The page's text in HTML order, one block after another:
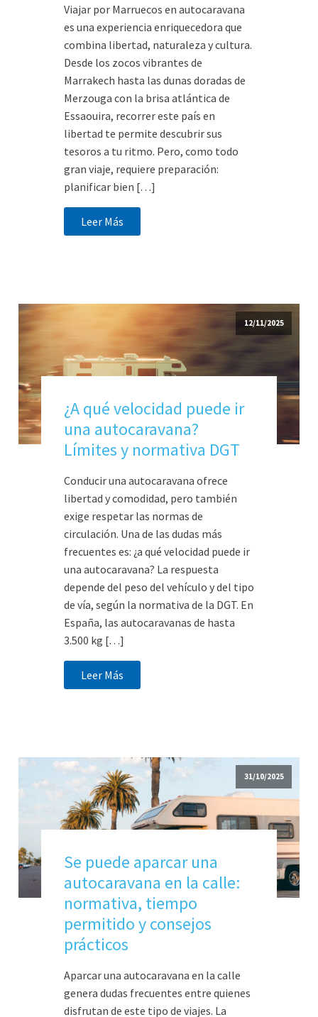
Viajar por Marruecos en autocaravana
es una experiencia enriquecedora que
combina libertad, naturaleza y cultura.
Desde los zocos vibrantes de
Marrakech hasta las dunas doradas de
Merzouga con la brisa atlántica de
Essaouira, recorrer este país en
libertad te permite descubrir sus
tesoros a tu ritmo. Pero, como todo
gran viaje, requiere preparación:
planificar bien […]
Leer Más
12/11/2025
¿A qué velocidad puede ir
una autocaravana?
Límites y normativa DGT
Conducir una autocaravana ofrece
libertad y comodidad, pero también
exige respetar las normas de
circulación. Una de las dudas más
frecuentes es: ¿a qué velocidad puede ir
una autocaravana? La respuesta
depende del peso del vehículo y del tipo
de vía, según la normativa de la DGT. En
España, las autocaravanas de hasta
3.500 kg […]
Leer Más
31/10/2025
Se puede aparcar una
autocaravana en la calle:
normativa, tiempo
permitido y consejos
prácticos
Aparcar una autocaravana en la calle
genera dudas frecuentes entre quienes
disfrutan de este tipo de viajes. La